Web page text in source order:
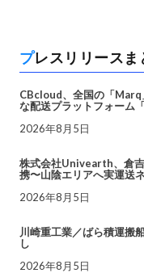
プレスリリース
CBcloud、全国の「Marq
な配送プラットフォーム
2026年8月5日
株式会社Univearth、倉
携〜山陰エリアへ実運送
2026年8月5日
川崎重工業／ばら積運搬
し
2026年8月5日